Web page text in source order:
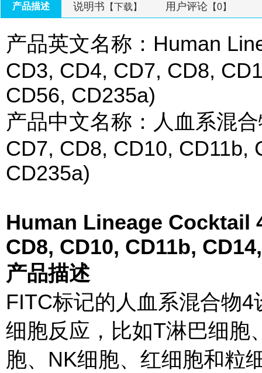
产品描述 说明书 【下载】 用户评论 【0】
产品英文名称：Human
CD3, CD4, CD7, CD8,
CD56, CD235a)
产品中文名称：人血系混
CD7, CD8, CD10, CD11b,
CD235a)
Human Lineage Cocktail
CD8, CD10, CD11b,
产品描述
FITC标记的人血系混合物
细胞反应，比如T淋巴细胞
胞、NK细胞、红细胞和粒